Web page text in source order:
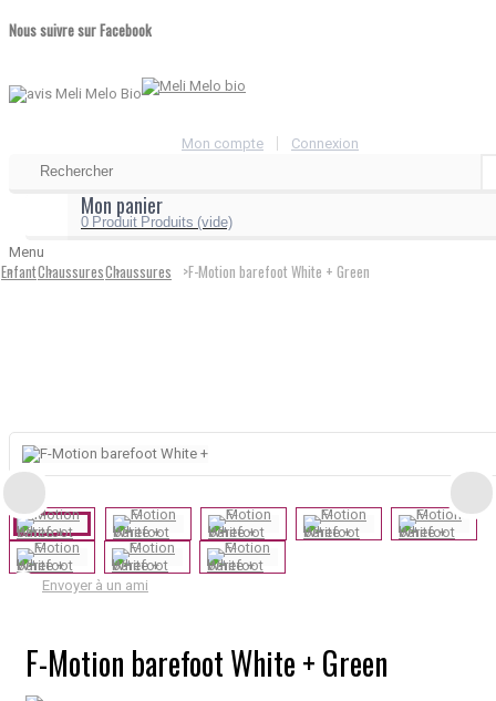
Nous suivre sur Facebook
Mon compte Connexion
Mon panier
0 Produit Produits (vide)
Menu
>
Enfant >
Chaussures >
Chaussures >F-Motion barefoot White + Green
Envoyer à un ami
F-Motion barefoot White + Green